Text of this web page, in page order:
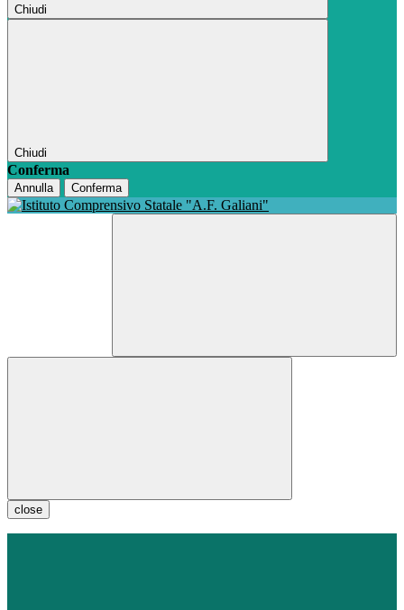
Chiudi
Chiudi
Conferma
Annulla Conferma
close